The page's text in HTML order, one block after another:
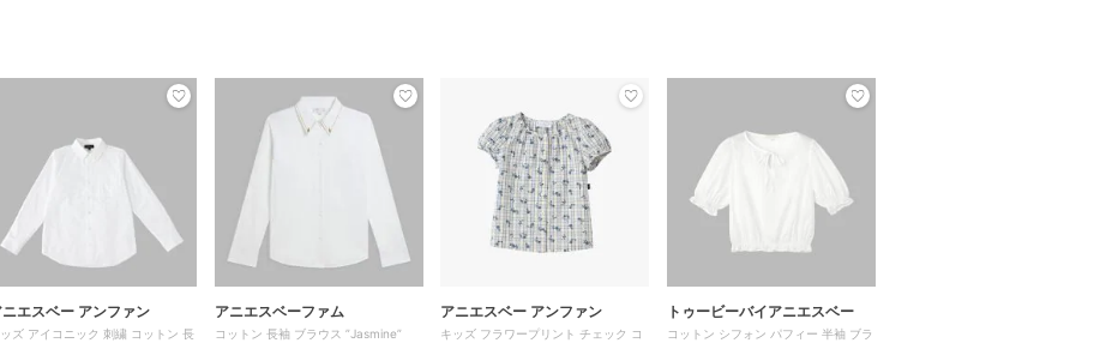
ニエスベー アンファン
ズ アイコニック 刺繍 コットン 長
アニエスベーファム
コットン 長袖 ブラウス ”Jasmine”
アニエスベー アンファン
キッズ フラワープリント チェック コ
トゥービーバイアニエスベー
コットン シフォン パフィー 半袖 ブラ